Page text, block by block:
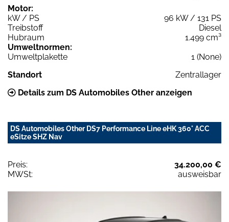
Motor:
kW / PS
96 kW / 131 PS
Treibstoff
Diesel
Hubraum
1.499 cm³
Umweltnormen:
Umweltplakette
1 (None)
Standort
Zentrallager
Details zum DS Automobiles Other anzeigen
DS Automobiles Other DS7 Performance Line eHK 360° ACC
eSitze SHZ Nav
Preis:
34.200,00 €
MWSt:
ausweisbar